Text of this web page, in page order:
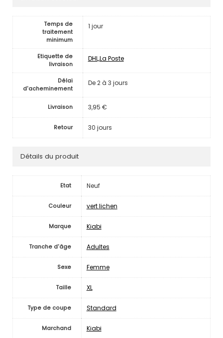
Temps de
traitement
minimum
1 jour
Etiquette de
livraison
DHL,La Poste
Délai
d'acheminement
De 2 à 3 jours
Livraison 3,95 €
Retour 30 jours
Détails du produit
Etat Neuf
Couleur vert lichen
Marque Kiabi
Tranche d'âge Adultes
Sexe Femme
Taille XL
Type de coupe Standard
Marchand Kiabi